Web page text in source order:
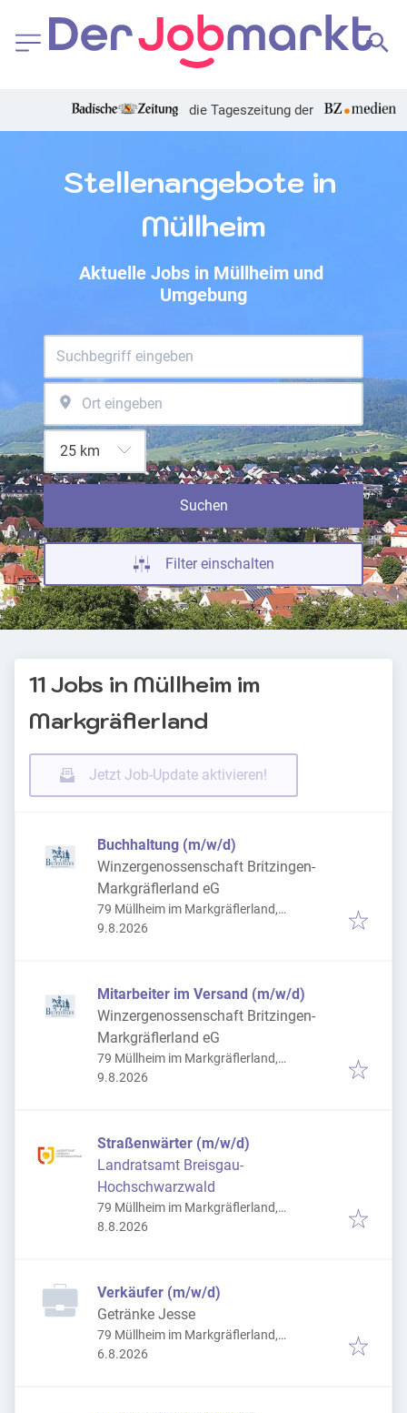
die Tageszeitung der
Stellenangebote in
Müllheim
Aktuelle Jobs in Müllheim und
Umgebung
Suchen
Filter einschalten
11 Jobs in Müllheim im
Markgräflerland
Jetzt Job-Update aktivieren!
Buchhaltung (m/w/d)
Winzergenossenschaft Britzingen-
Markgräflerland eG
79 Müllheim im Markgräflerland,
Deutschland
Veröffentlicht
9.8.2026
Mitarbeiter im Versand (m/w/d)
Winzergenossenschaft Britzingen-
Markgräflerland eG
79 Müllheim im Markgräflerland,
Deutschland
Veröffentlicht
9.8.2026
Straßenwärter (m/w/d)
Landratsamt Breisgau-
Hochschwarzwald
79 Müllheim im Markgräflerland,
Deutschland
Veröffentlicht
8.8.2026
Verkäufer (m/w/d)
Getränke Jesse
79 Müllheim im Markgräflerland,
Deutschland
Veröffentlicht
6.8.2026